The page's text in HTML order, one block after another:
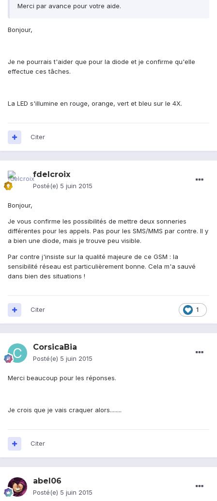
Merci par avance pour votre aide.
Bonjour,
Je ne pourrais t'aider que pour la diode et je confirme qu'elle
effectue ces tâches.
La LED s'illumine en rouge, orange, vert et bleu sur le 4X.
Citer
fdelcroix
Posté(e) 5 juin 2015
Bonjour,
Je vous confirme les possibilités de mettre deux sonneries
différentes pour les appels. Pas pour les SMS/MMS par contre. Il y
a bien une diode, mais je trouve peu visible.
Par contre j'insiste sur la qualité majeure de ce GSM : la
sensibilité réseau est particulièrement bonne. Cela m'a sauvé
dans bien des situations !
1
Citer
CorsicaBia
Posté(e) 5 juin 2015
Merci beaucoup pour les réponses.
Je crois que je vais craquer alors........
Citer
abel06
Posté(e) 5 juin 2015